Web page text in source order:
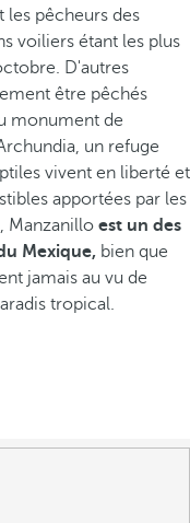
les pêcheurs des
voiliers étant les plus
D'autres
être pêchés
monument de
un refuge
vivent en liberté et
apportées par les
Manzanillo est un des
Mexique, bien que
jamais au vu de
tropical.